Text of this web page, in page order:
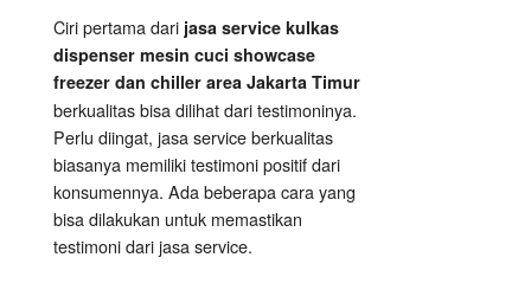
Ciri pertama dari jasa service kulkas
dispenser mesin cuci showcase
freezer dan chiller area Jakarta Timur
berkualitas bisa dilihat dari testimoninya.
Perlu diingat, jasa service berkualitas
biasanya memiliki testimoni positif dari
konsumennya. Ada beberapa cara yang
bisa dilakukan untuk memastikan
testimoni dari jasa service.